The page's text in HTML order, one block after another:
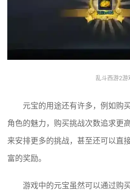
乱斗西游2游
元宝的用途还有许多，例如购
角色的魅力，购买挑战次数追求更
来安排更多的挑战，甚至还可以直
富的奖励。
游戏中的元宝虽然可以通过购